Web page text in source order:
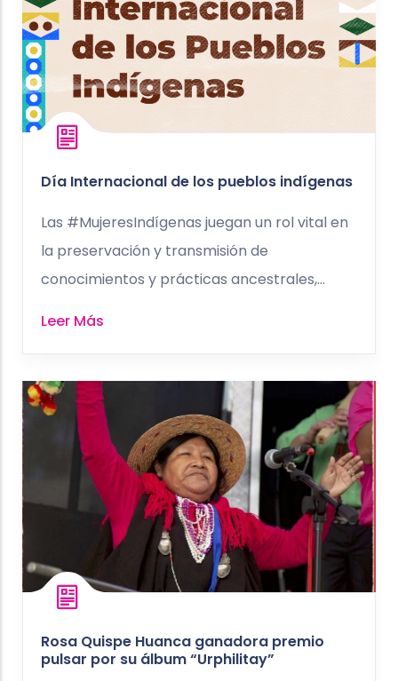
Día Internacional de los pueblos indígenas
Las #MujeresIndígenas juegan un rol vital en
la preservación y transmisión de
conocimientos y prácticas ancestrales,...
Leer Más
Rosa Quispe Huanca ganadora premio
pulsar por su álbum “Urphilitay”